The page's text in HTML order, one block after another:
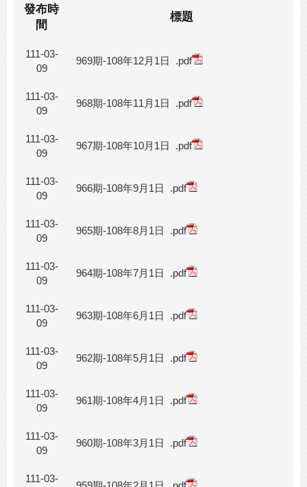
發布時
間
標題
111-03-
09
969期-108年12月1日 .pdf
111-03-
09
968期-108年11月1日 .pdf
111-03-
09
967期-108年10月1日 .pdf
111-03-
09
966期-108年9月1日 .pdf
111-03-
09
965期-108年8月1日 .pdf
111-03-
09
964期-108年7月1日 .pdf
111-03-
09
963期-108年6月1日 .pdf
111-03-
09
962期-108年5月1日 .pdf
111-03-
09
961期-108年4月1日 .pdf
111-03-
09
960期-108年3月1日 .pdf
111-03-